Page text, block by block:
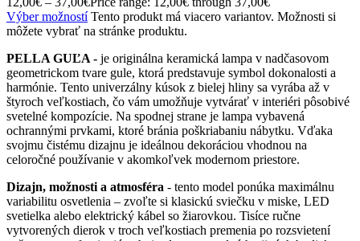
Výber možnostíTento produkt má viacero variantov. Možnosti si
môžete vybrať na stránke produktu.
PELLA GUĽA - je originálna keramická lampa v nadčasovom
geometrickom tvare gule, ktorá predstavuje symbol dokonalosti a
harmónie. Tento univerzálny kúsok z bielej hliny sa vyrába až v
štyroch veľkostiach, čo vám umožňuje vytvárať v interiéri pôsobivé
svetelné kompozície. Na spodnej strane je lampa vybavená
ochrannými prvkami, ktoré bránia poškriabaniu nábytku. Vďaka
svojmu čistému dizajnu je ideálnou dekoráciou vhodnou na
celoročné používanie v akomkoľvek modernom priestore.
Dizajn, možnosti a atmosféra - tento model ponúka maximálnu
variabilitu osvetlenia – zvoľte si klasickú sviečku v miske, LED
svetielka alebo elektrický kábel so žiarovkou. Tisíce ručne
vytvorených dierok v troch veľkostiach premenia po rozsvietení